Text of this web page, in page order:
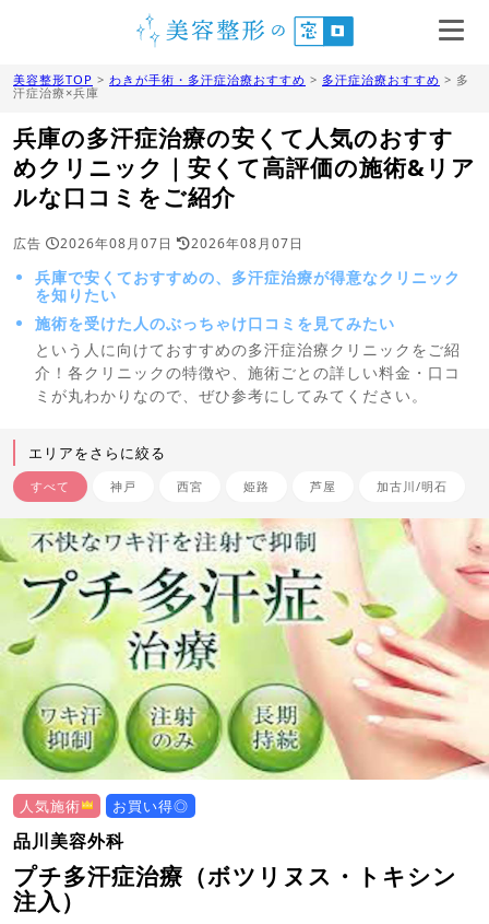
美容整形TOP > わきが手術・多汗症治療おすすめ > 多汗症治療おすすめ > 多
汗症治療×兵庫
兵庫の多汗症治療の安くて人気のおすす
めクリニック｜安くて高評価の施術&リア
ルな口コミをご紹介
広告 2026年08月07日 2026年08月07日
兵庫で安くておすすめの、多汗症治療が得意なクリニック
を知りたい
施術を受けた人のぶっちゃけ口コミを見てみたい
という人に向けておすすめの多汗症治療クリニックをご紹
介！各クリニックの特徴や、施術ごとの詳しい料金・口コ
ミが丸わかりなので、ぜひ参考にしてみてください。
エリアをさらに絞る
すべて 神戸 西宮 姫路 芦屋 加古川/明石
人気施術 お買い得◎
品川美容外科
プチ多汗症治療（ボツリヌス・トキシン
注入）